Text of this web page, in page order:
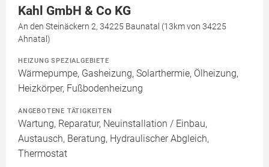
Kahl GmbH & Co KG
An den Steinäckern 2, 34225 Baunatal (13km von 34225
Ahnatal)
HEIZUNG SPEZIALGEBIETE
Wärmepumpe, Gasheizung, Solarthermie, Ölheizung,
Heizkörper, Fußbodenheizung
ANGEBOTENE TÄTIGKEITEN
Wartung, Reparatur, Neuinstallation / Einbau,
Austausch, Beratung, Hydraulischer Abgleich,
Thermostat